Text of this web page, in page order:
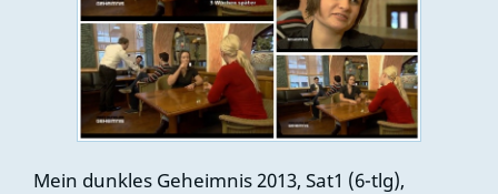
Mein dunkles Geheimnis 2013, Sat1 (6-tlg),